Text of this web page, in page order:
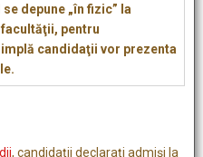
depune „în fizic” la
pentru
candidaţii vor prezenta
, candidații declarați admiși la